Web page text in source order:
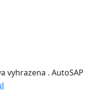
vyhrazena . AutoSAP